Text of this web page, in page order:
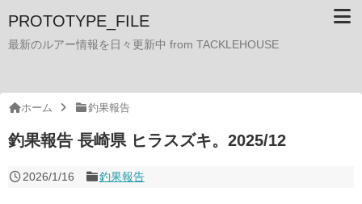
PROTOTYPE_FILE
最新のルアー情報を日々更新中 from TACKLEHOUSE
ホーム 釣果報告
釣果報告 長崎県 ヒラスズキ。2025/12
2026/1/16 釣果報告